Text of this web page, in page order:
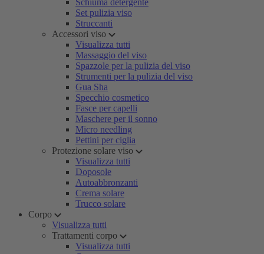
Schiuma detergente
Set pulizia viso
Struccanti
Accessori viso
Visualizza tutti
Massaggio del viso
Spazzole per la pulizia del viso
Strumenti per la pulizia del viso
Gua Sha
Specchio cosmetico
Fasce per capelli
Maschere per il sonno
Micro needling
Pettini per ciglia
Protezione solare viso
Visualizza tutti
Doposole
Autoabbronzanti
Crema solare
Trucco solare
Corpo
Visualizza tutti
Trattamenti corpo
Visualizza tutti